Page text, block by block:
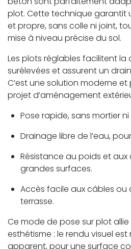
plot. Cette technique garantit
et propre, sans colle ni joint,
mise à niveau précise du sol.
Les plots réglables facilitent la
surélevées et assurent un
C’est une solution moderne
projet d’aménagement
Pose rapide, sans mortier
Drainage libre de l’eau,
Résistance au poids et
grandes surfaces.
Accès facile aux câbles ou
terrasse.
Ce mode de pose sur plot
esthétisme : le rendu visuel est
apparent, pour une surface